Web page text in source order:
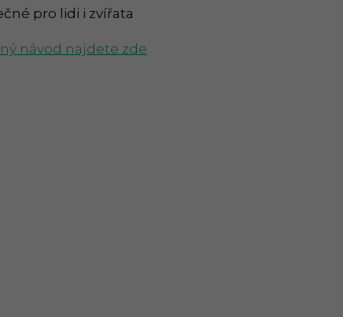
pro lidi i zvířata
návod najdete zde